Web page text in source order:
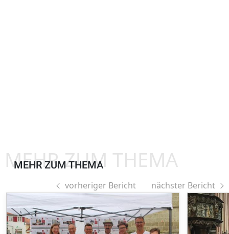
MEHR ZUM THEMA
MEHR ZUM THEMA
vorheriger Bericht nächster Bericht